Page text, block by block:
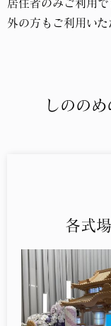
居住者のみご利用
外の方もご利用いた
しのの
各式